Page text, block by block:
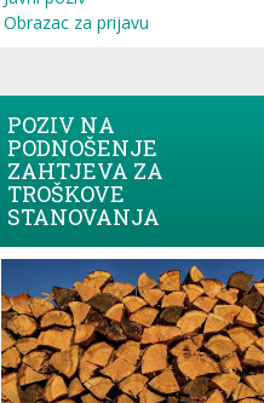
Obrazac za prijavu
POZIV NA
PODNOŠENJE
ZAHTJEVA ZA
TROŠKOVE
STANOVANJA